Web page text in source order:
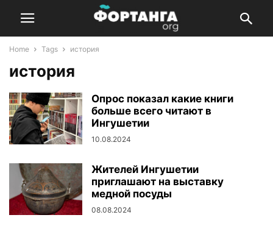
Home Tags история
история
Опрос показал какие книги
больше всего читают в
Ингушетии
10.08.2024
Жителей Ингушетии
приглашают на выставку
медной посуды
08.08.2024